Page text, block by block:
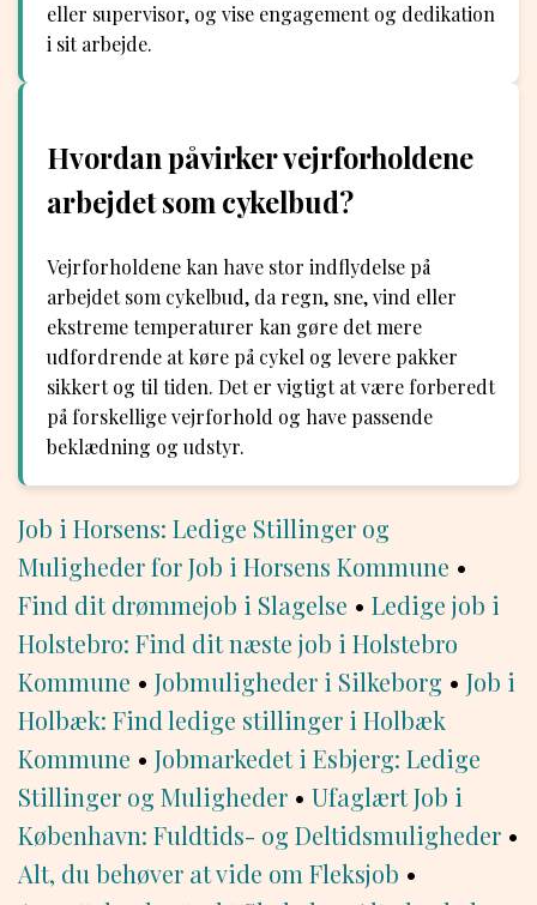
eller supervisor, og vise engagement og dedikation
i sit arbejde.
Hvordan påvirker vejrforholdene
arbejdet som cykelbud?
Vejrforholdene kan have stor indflydelse på
arbejdet som cykelbud, da regn, sne, vind eller
ekstreme temperaturer kan gøre det mere
udfordrende at køre på cykel og levere pakker
sikkert og til tiden. Det er vigtigt at være forberedt
på forskellige vejrforhold og have passende
beklædning og udstyr.
Job i Horsens: Ledige Stillinger og
Muligheder for Job i Horsens Kommune •
Find dit drømmejob i Slagelse • Ledige job i
Holstebro: Find dit næste job i Holstebro
Kommune • Jobmuligheder i Silkeborg • Job i
Holbæk: Find ledige stillinger i Holbæk
Kommune • Jobmarkedet i Esbjerg: Ledige
Stillinger og Muligheder • Ufaglært Job i
København: Fuldtids- og Deltidsmuligheder •
Alt, du behøver at vide om Fleksjob •